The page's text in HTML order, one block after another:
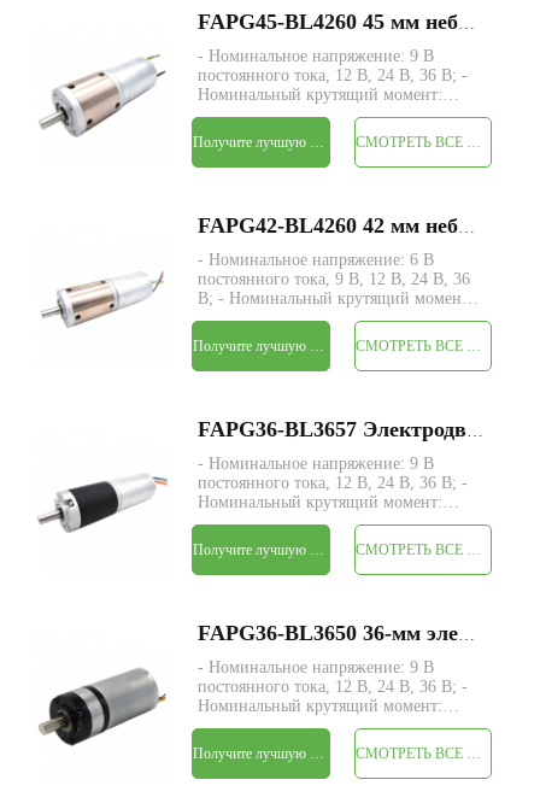
- Номинальное напряжение: 9 В
постоянного тока, 12 В, 24 В, 36 В; -
Номинальный крутящий момент:
макс. 330 кгс-см; - Размер: Φ45* L
подлежит уточнению; - Вал: Φ10 мм
D-образный вырез 2 мм; - Управление:
Встроенная плата водителя с
- Номинальное напряжение: 6 В
постоянного тока, 9 В, 12 В, 24 В, 36
В; - Номинальный крутящий момент:
макс. 230 кгс-см; - Размер: Φ42* L
подлежит уточнению; - Вал: Φ8 мм D-
образный вырез 1 мм; - Управление:
Встроенная плата водителя с
- Номинальное напряжение: 9 В
постоянного тока, 12 В, 24 В, 36 В; -
Номинальный крутящий момент:
макс. 150 кгс-см; - Размер: Φ36* L
подлежит уточнению; - Вал: Φ8 мм D-
образный вырез 1 мм; - Управление:
Встроенный драйвер/датчик холла; -
- Номинальное напряжение: 9 В
постоянного тока, 12 В, 24 В, 36 В; -
Номинальный крутящий момент:
макс. 140 кгс-см; - Размер: Φ36* L
подлежит уточнению; - Вал: Φ8 мм D-
образный вырез 1 мм; - Управление:
Встроенная плата водителя с